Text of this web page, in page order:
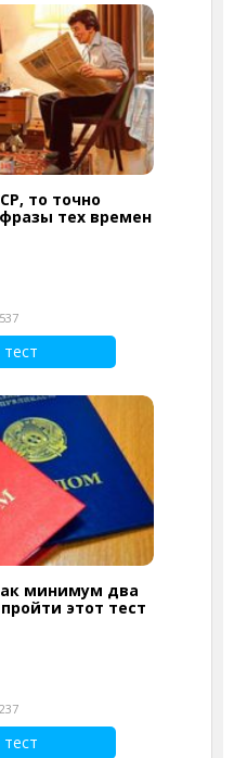
то точно
тех времен
минимум два
этот тест